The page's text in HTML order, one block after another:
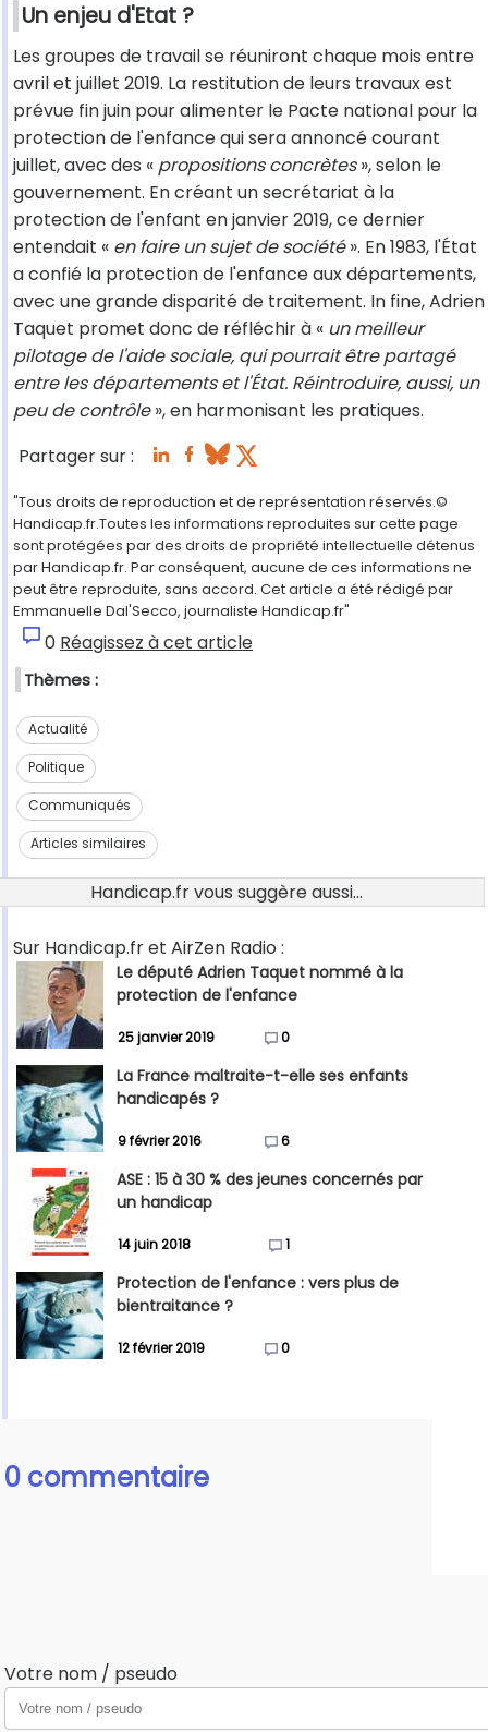
Un enjeu d'Etat ?
Les groupes de travail se réuniront chaque mois entre
avril et juillet 2019. La restitution de leurs travaux est
prévue fin juin pour alimenter le Pacte national pour la
protection de l'enfance qui sera annoncé courant
juillet, avec des « propositions concrètes», selon le
gouvernement. En créant un secrétariat à la
protection de l'enfant en janvier 2019, ce dernier
entendait « en faire un sujet de société». En 1983, l'État
a confié la protection de l'enfance aux départements,
avec une grande disparité de traitement. In fine, Adrien
Taquet promet donc de réfléchir à « un meilleur
pilotage de l'aide sociale, qui pourrait être partagé
entre les départements et l'État. Réintroduire, aussi, un
peu de contrôle», en harmonisant les pratiques.
Partager sur :
"Tous droits de reproduction et de représentation réservés.©
Handicap.fr.Toutes les informations reproduites sur cette page
sont protégées par des droits de propriété intellectuelle détenus
par Handicap.fr. Par conséquent, aucune de ces informations ne
peut être reproduite, sans accord. Cet article a été rédigé par
Emmanuelle Dal'Secco, journaliste Handicap.fr"
0 Réagissez à cet article
Thèmes :
Actualité
Politique
Communiqués
Articles similaires
Handicap.fr vous suggère aussi...
Sur Handicap.fr et AirZen Radio :
Le député Adrien Taquet nommé à la
protection de l'enfance
25 janvier 2019 0
La France maltraite-t-elle ses enfants
handicapés ?
9 février 2016 6
ASE : 15 à 30 % des jeunes concernés par
un handicap
14 juin 2018 1
Protection de l'enfance : vers plus de
bientraitance ?
12 février 2019 0
0 commentaire
Votre nom / pseudo